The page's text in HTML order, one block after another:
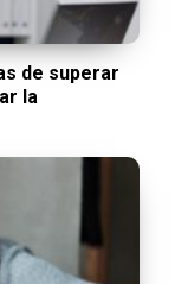
de superar
la